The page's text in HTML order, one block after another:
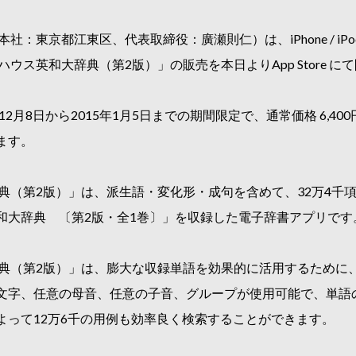
社：東京都江東区、代表取締役：廣瀬則仁）は、iPhone /
ウス英和大辞典（第2版）」の販売を本日よりApp Store に
月8日から2015年1月5日までの期間限定で、通常価格
。
（第2版）」は、派生語・変化形・成句を含めて、32万4千
大辞典 〔第2版・全1巻〕」を収録した電子辞書アプリです
（第2版）」は、膨大な収録単語を効果的に活用するために
字、任意の母音、任意の子音、グループが使用可能で、単
て12万6千の用例も効率良く検索することができます。